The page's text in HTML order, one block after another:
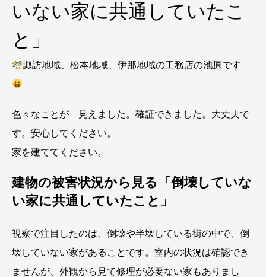
いない家に共通していたこ
と」
諏訪地域、松本地域、伊那地域の工務店の池原です
色々なことが 見えました。確証できました。大丈夫で
す。安心してください。
家を建ててください。
建物の被害状況から見る「倒壊していな
い家に共通していたこと」
視察で注目したのは、倒壊や半壊している街の中で、倒
壊していない家があることです。室内の状況は確認でき
ませんが、外観から見て修理が必要ない家もありまし